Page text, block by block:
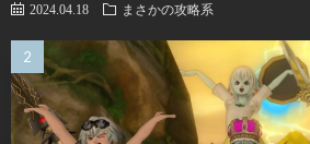
2024.04.18 まさかの攻略系